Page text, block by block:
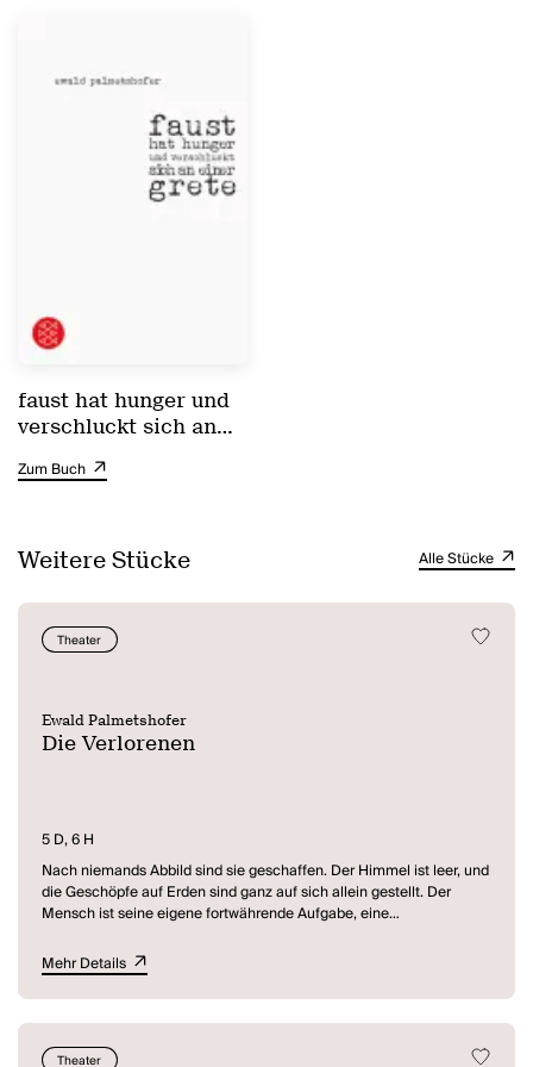
faust hat hunger und
verschluckt sich an
Zum Buch
Weitere Stücke Alle Stücke
Theater
Ewald Palmetshofer
Die Verlorenen
5 D, 6 H
Nach niemands Abbild sind sie geschaffen. Der Himmel ist leer, und
die Geschöpfe auf Erden sind ganz auf sich allein gestellt. Der
Mensch ist seine eigene fortwährende Aufgabe, eine
sich selbst hervorzubringen. Es ist, als müsste man den Menschen
beständig vor dem Tod erretten, aus dem Reich der Dinge, vor dem
Zugriff der tödlichen Versachlichung, Verminderung und
Profanisierung. Als müsste man für seine Unsterblichkeit kämpfen,
mit Worten seine Auferstehung, seine Aufrichtung herbeireden. Als
Mehr Details
Theater